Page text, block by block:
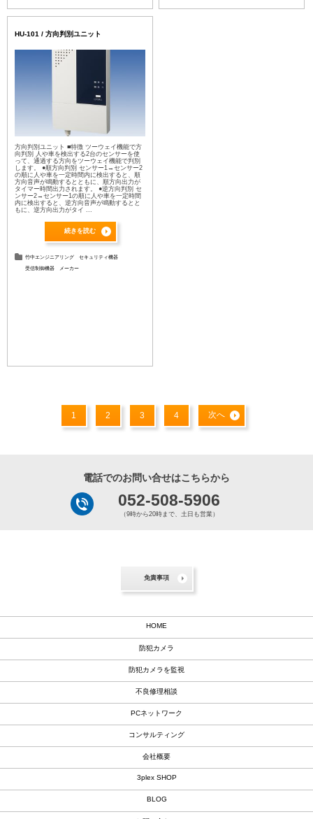
HU-101 / 方向判別ユニット
方向判別ユニット ■特徴 ツーウェイ機能で方
向判別 人や車を検出する2台のセンサーを使
って、通過する方向をツーウェイ機能で判別
します。 ●順方向判別 センサー1→センサー2
の順に人や車を一定時間内に検出すると、順
方向音声が鳴動するとともに、順方向出力が
タイマー時間出力されます。 ●逆方向判別 セ
ンサー2→センサー1の順に人や車を一定時間
内に検出すると、逆方向音声が鳴動するとと
もに、逆方向出力がタイ ...
続きを読む
竹中エンジニアリング セキュリティ機器
受信制御機器 メーカー
1 2 3 4 次へ
電話でのお問い合せはこちらから
052-508-5906
（9時から20時まで、土日も営業）
免責事項
HOME
防犯カメラ
防犯カメラを監視
不良修理相談
PCネットワーク
コンサルティング
会社概要
3plex SHOP
BLOG